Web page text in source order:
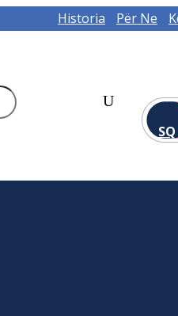
Historia Për Ne
SQ